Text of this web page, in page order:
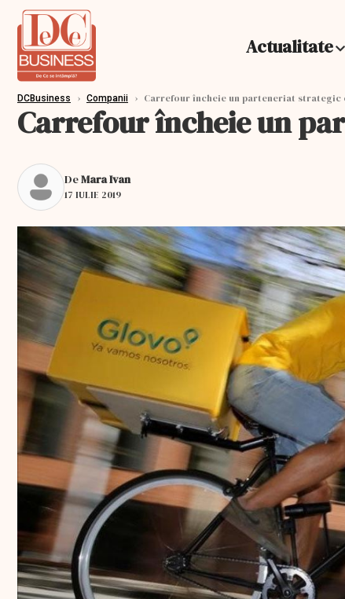
Actualitate
DCBusiness › Companii › Carrefour încheie un parteneriat strategic
Carrefour încheie un
DeMara Ivan
17 IULIE 2019